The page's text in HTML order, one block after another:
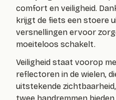
comfort en veiligheid.
krijgt de fiets een stoere
versnellingen ervoor
moeiteloos schakelt.
Veiligheid staat voorop
reflectoren in de wielen,
uitstekende